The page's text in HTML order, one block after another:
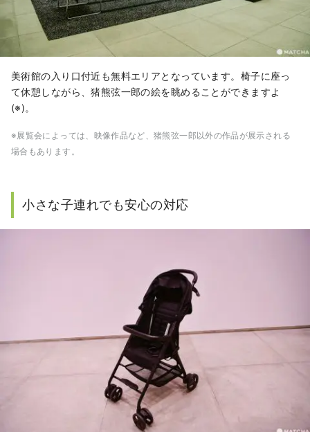
美術館の入り口付近も無料エリアとなっています。椅子に座っ
て休憩しながら、猪熊弦一郎の絵を眺めることができますよ
(※)。
※展覧会によっては、映像作品など、猪熊弦一郎以外の作品が展示される
場合もあります。
小さな子連れでも安心の対応